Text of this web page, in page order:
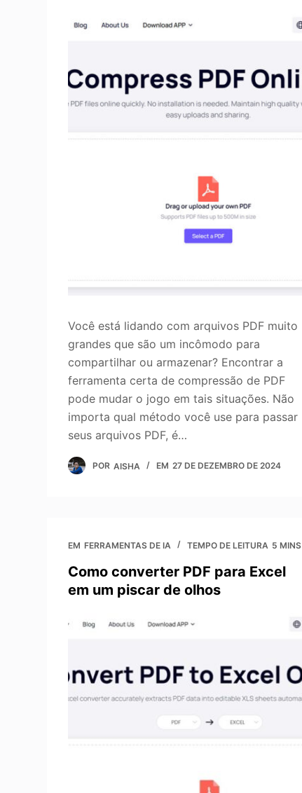
Você está lidando com arquivos PDF muito
grandes que são um incômodo para
compartilhar ou armazenar? Encontrar a
ferramenta certa de compressão de PDF
pode mudar o jogo em tais situações. Não
importa qual método você use para passar
seus arquivos PDF, é…
POR AISHA EM 27 DE DEZEMBRO DE 2024
EM FERRAMENTAS DE IA TEMPO DE LEITURA 5 MINS
Como converter PDF para Excel
em um piscar de olhos